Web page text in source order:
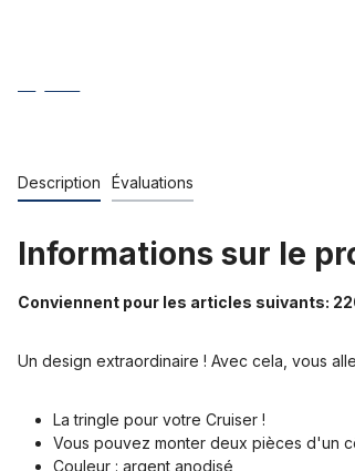
Description Évaluations
Informations sur le
Conviennent pour les articles suivants:
Un design extraordinaire ! Avec cela, vous
La tringle pour votre Cruiser !
Vous pouvez monter deux pièces d'un
Couleur : argent anodisé